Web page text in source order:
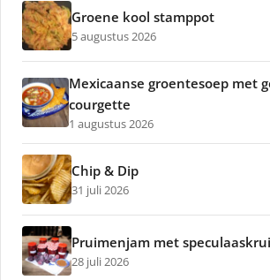
Groene kool stamppot
5 augustus 2026
Mexicaanse groentesoep met
courgette
1 augustus 2026
Chip & Dip
31 juli 2026
Pruimenjam met
28 juli 2026